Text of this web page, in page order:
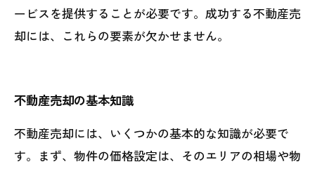
ービスを提供することが必要です。成功する不動産売
却には、これらの要素が欠かせません。
不動産売却の基本知識
不動産売却には、いくつかの基本的な知識が必要で
す。まず、物件の価格設定は、そのエリアの相場や物